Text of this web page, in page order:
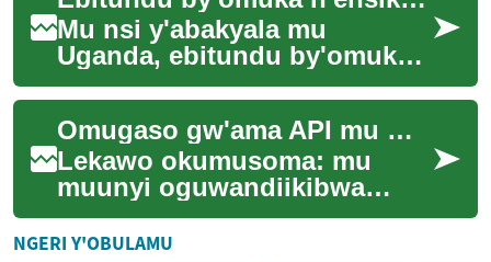
Mu nsi y'abakyala mu
Uganda, ebitundu by'omuka
n'ensiko biraga obukugu
n'obuwangwa obw'enjawulo.
Okuva ku ntegeka y'a...
Omugaso gw'ama API mu motoka za ku nsi y'ekyalo
Lekawo okumusoma: mu
muunyi oguwandiikibwa
guno, tutegeera ensonga
y'amateeka g'ama API mu
NGERI Y'OBULAMU